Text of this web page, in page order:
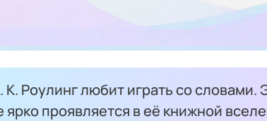
Роулинг любит играть со словами.
ярко проявляется в её книжной